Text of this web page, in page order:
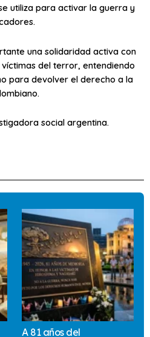
utiliza para activar la guerra y
una solidaridad activa con
del terror, entendiendo
para devolver el derecho a la
social argentina.
A 81 años del